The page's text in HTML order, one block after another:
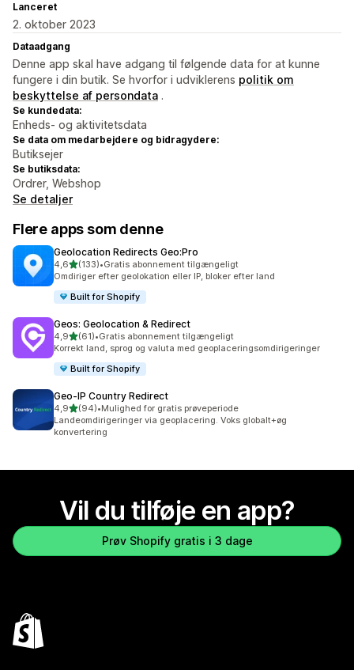
Lanceret
2. oktober 2023
Dataadgang
Denne app skal have adgang til følgende data for at kunne
fungere i din butik. Se hvorfor i udviklerens politik om
beskyttelse af persondata .
Se kundedata:
Enheds- og aktivitetsdata
Se data om medarbejdere og bidragydere:
Butiksejer
Se butiksdata:
Ordrer, Webshop
Se detaljer
Flere apps som denne
Geolocation Redirects Geo:Pro
4,6ud af 5 stjerner
(133)
133 anmeldelser i alt
•Gratis abonnement tilgængeligt
Omdiriger efter geolokation eller IP, bloker efter land
Built for Shopify
Geos: Geolocation & Redirect
4,9ud af 5 stjerner
(61)
61 anmeldelser i alt
•Gratis abonnement tilgængeligt
Korrekt land, sprog og valuta med geoplaceringsomdirigeringer
Built for Shopify
Geo‑IP Country Redirect
4,9ud af 5 stjerner
(94)
94 anmeldelser i alt
•Mulighed for gratis prøveperiode
Landeomdirigeringer via geoplacering. Voks globalt+øg
konvertering
Vil du tilføje en app?
Prøv Shopify gratis i 3 dage